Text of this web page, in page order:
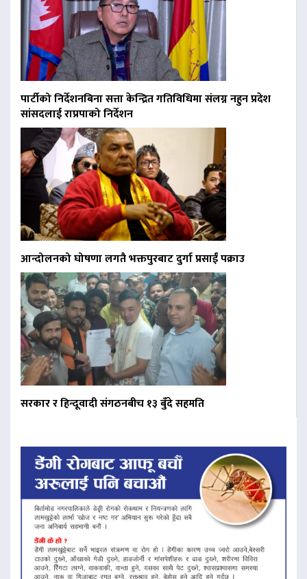
पार्टीको निर्देशनबिना सत्ता केन्द्रित गतिविधिमा संलग्न नहुन प्रदेश
सांसदलाई राप्रपाको निर्देशन
आन्दोलनको घोषणा लगतै भक्तपुरबाट दुर्गा प्रसाईं पक्राउ
सरकार र हिन्दूवादी संगठनबीच १३ बुँदे सहमति